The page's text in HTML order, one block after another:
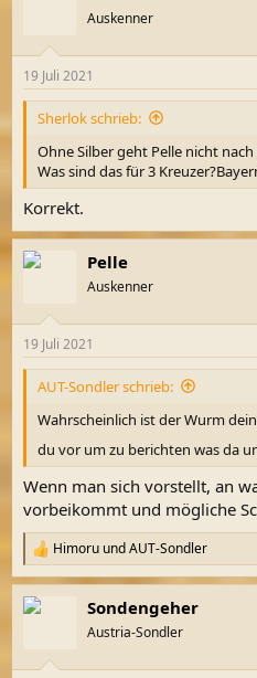
e
n
Auskenner
19 Juli 2021
Sherlok schrieb:
Ohne Silber geht Pelle nicht
Was sind das für 3
Korrekt.
Pelle
Auskenner
19 Juli 2021
AUT-Sondler schrieb:
Wahrscheinlich ist der Wurm
du vor um zu berichten was da
Wenn man sich vorstellt, an
vorbeikommt und mögliche
R
e
a
k
Himoru undAUT-Sondler
Sondengeher
Austria-Sondler